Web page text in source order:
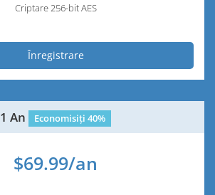
Criptare 256-bit AES
Înregistrare
1 An Economisiți 40%
$69.99/an